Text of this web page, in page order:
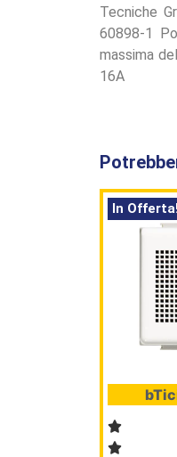
Tecniche
60898-1
massima
16A
In